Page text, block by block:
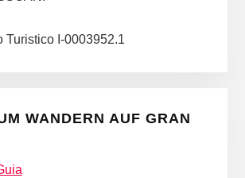
Turistico I-0003952.1
WANDERN AUF GRAN